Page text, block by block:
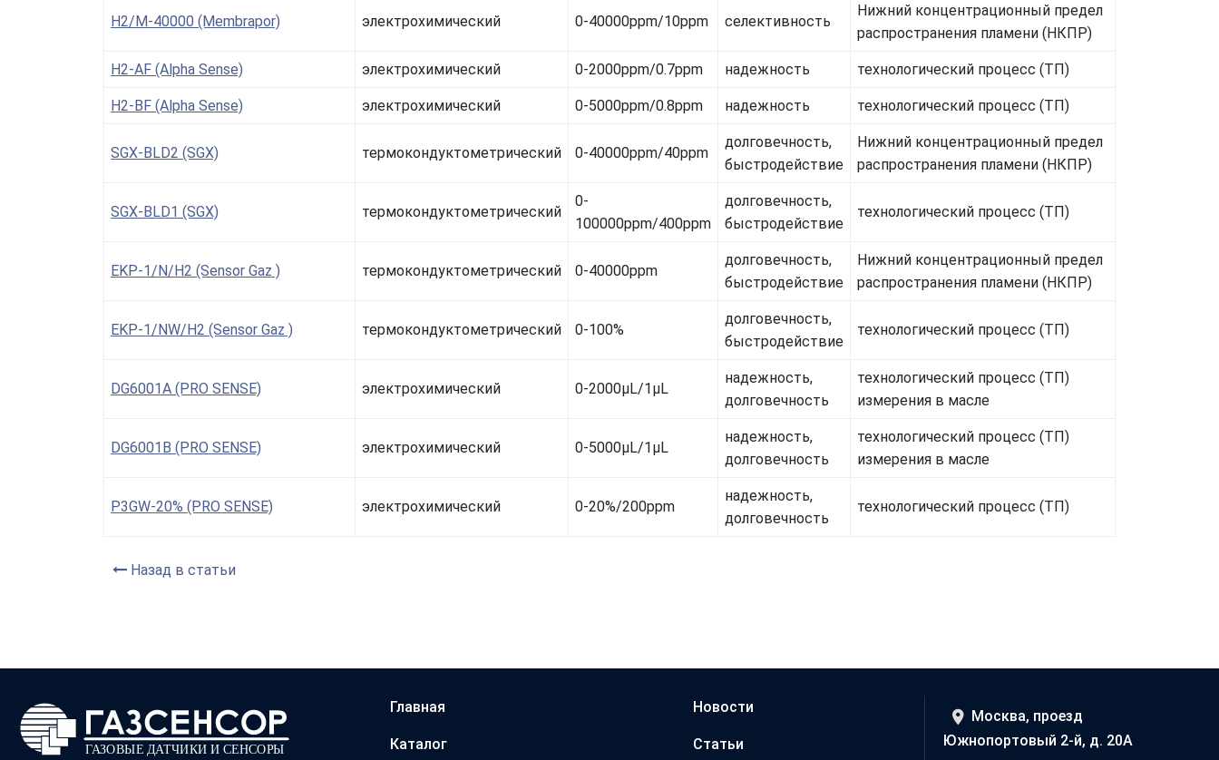
H2/M-40000 (Membrapor) электрохимический 0-40000ppm/10ppm селективность
Нижний концентрационный предел
распространения пламени (НКПР)
H2-AF (Alpha Sense) электрохимический 0-2000ppm/0.7ppm надежность технологический процесс (ТП)
H2-BF (Alpha Sense) электрохимический 0-5000ppm/0.8ppm надежность технологический процесс (ТП)
SGX-BLD2 (SGX) термокондуктометрический 0-40000ppm/40ppm
долговечность,
быстродействие
Нижний концентрационный предел
распространения пламени (НКПР)
SGX-BLD1 (SGX) термокондуктометрический
0-
100000ppm/400ppm
долговечность,
быстродействие
технологический процесс (ТП)
EKP-1/N/H2 (Sensor Gaz ) термокондуктометрический 0-40000ppm
долговечность,
быстродействие
Нижний концентрационный предел
распространения пламени (НКПР)
EKP-1/NW/H2 (Sensor Gaz ) термокондуктометрический 0-100%
долговечность,
быстродействие
технологический процесс (ТП)
DG6001A (PRO SENSE) электрохимический 0-2000μL/1μL
надежность,
долговечность
технологический процесс (ТП)
измерения в масле
DG6001B (PRO SENSE) электрохимический 0-5000μL/1μL
надежность,
долговечность
технологический процесс (ТП)
измерения в масле
P3GW-20% (PRO SENSE) электрохимический 0-20%/200ppm
надежность,
долговечность
технологический процесс (ТП)
Назад в статьи
Главная
Каталог
Новости
Статьи
Москва, проезд
Южнопортовый 2-й, д. 20А